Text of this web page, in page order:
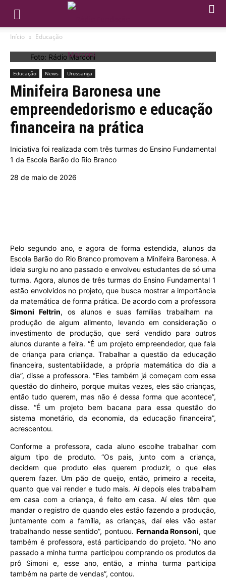
Início Educação
Foto: Rádio Marconi
Educação News Urussanga
Minifeira Baronesa une
empreendedorismo e educação
financeira na prática
Iniciativa foi realizada com três turmas do Ensino Fundamental
1 da Escola Barão do Rio Branco
28 de maio de 2026
Pelo segundo ano, e agora de forma estendida, alunos da
Escola Barão do Rio Branco promovem a Minifeira Baronesa. A
ideia surgiu no ano passado e envolveu estudantes de só uma
turma. Agora, alunos de três turmas do Ensino Fundamental 1
estão envolvidos no projeto, que busca mostrar a importância
da matemática de forma prática. De acordo com a professora
Simoni Feltrin, os alunos e suas famílias trabalham na
produção de algum alimento, levando em consideração o
investimento de produção, que será vendido para outros
alunos durante a feira. “É um projeto empreendedor, que fala
de criança para criança. Trabalhar a questão da educação
financeira, sustentabilidade, a própria matemática do dia a
dia”, disse a professora. “Eles também já começam com essa
questão do dinheiro, porque muitas vezes, eles são crianças,
então tudo querem, mas não é dessa forma que acontece”,
disse. “É um projeto bem bacana para essa questão do
sistema monetário, da economia, da educação financeira”,
acrescentou.
Conforme a professora, cada aluno escolhe trabalhar com
algum tipo de produto. “Os pais, junto com a criança,
decidem que produto eles querem produzir, o que eles
querem fazer. Um pão de queijo, então, primeiro a receita,
quanto que vai render e tudo mais. Aí depois eles trabalham
em casa com a criança, é feito em casa. Aí eles têm que
mandar o registro de quando eles estão fazendo a produção,
juntamente com a família, as crianças, daí eles vão estar
trabalhando nesse sentido”, pontuou. Fernanda Ronsoni, que
também é professora, está participando do projeto. “No ano
passado a minha turma participou comprando os produtos da
prô Simoni e, esse ano, então, a minha turma participa
também na parte de vendas”, contou.